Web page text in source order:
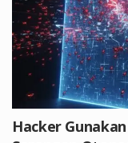
Hacker